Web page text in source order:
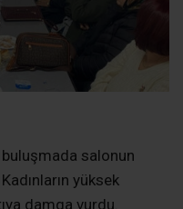
gündemi kapsamlı
kamusal alandaki
bulunuldu.
daha fazla yer